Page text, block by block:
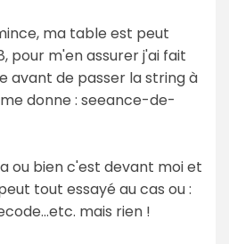
ma table est peut
pour m'en assurer j'ai fait
avant de passer la string à
donne : seeance-de-
ou bien c'est devant moi et
tout essayé au cas ou :
mais rien !